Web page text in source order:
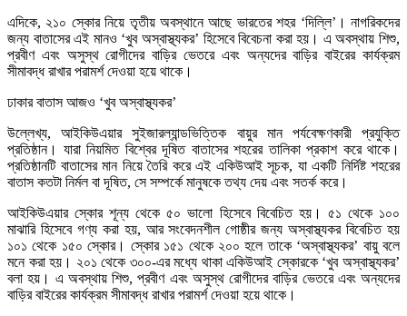
এদিকে, ২১০ স্কোর নিয়ে তৃতীয় অবস্থানে আছে ভারতের শহর ‘দিল্লি’। নাগরিকদের
জন্য বাতাসের এই মানও ‘খুব অস্বাস্থ্যকর’ হিসেবে বিবেচনা করা হয়। এ অবস্থায় শিশু,
প্রবীণ এবং অসুস্থ রোগীদের বাড়ির ভেতরে এবং অন্যদের বাড়ির বাইরের কার্যক্রম
সীমাবদ্ধ রাখার পরামর্শ দেওয়া হয়ে থাকে।
ঢাকার বাতাস আজও ‘খুব অস্বাস্থ্যকর’
উল্লেখ্য, আইকিউএয়ার সুইজারল্যান্ডভিত্তিক বায়ুর মান পর্যবেক্ষণকারী প্রযুক্তি
প্রতিষ্ঠান। যারা নিয়মিত বিশ্বের দূষিত বাতাসের শহরের তালিকা প্রকাশ করে থাকে।
প্রতিষ্ঠানটি বাতাসের মান নিয়ে তৈরি করে এই একিউআই সূচক, যা একটি নির্দিষ্ট শহরের
বাতাস কতটা নির্মল বা দূষিত, সে সম্পর্কে মানুষকে তথ্য দেয় এবং সতর্ক করে।
আইকিউএয়ার স্কোর শূন্য থেকে ৫০ ভালো হিসেবে বিবেচিত হয়। ৫১ থেকে ১০০
মাঝারি হিসেবে গণ্য করা হয়, আর সংবেদনশীল গোষ্ঠীর জন্য অস্বাস্থ্যকর বিবেচিত হয়
১০১ থেকে ১৫০ স্কোর। স্কোর ১৫১ থেকে ২০০ হলে তাকে ‘অস্বাস্থ্যকর’ বায়ু বলে
মনে করা হয়। ২০১ থেকে ৩০০-এর মধ্যে থাকা একিউআই স্কোরকে ‘খুব অস্বাস্থ্যকর’
বলা হয়। এ অবস্থায় শিশু, প্রবীণ এবং অসুস্থ রোগীদের বাড়ির ভেতরে এবং অন্যদের
বাড়ির বাইরের কার্যক্রম সীমাবদ্ধ রাখার পরামর্শ দেওয়া হয়ে থাকে।